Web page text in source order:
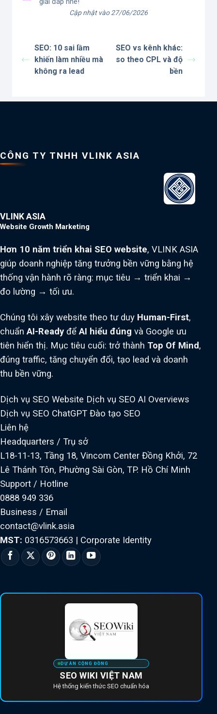
Cập nhật vào 27/06/2026
SEO: 10 sai lầm
khiến làm nhiều mà
không ra lead
SEO vs kênh khác:
so theo CPL và độ
bền
CÔNG TY TNHH VLINK ASIA
VLINK ASIA
Website Growth Marketing
Hơn 10 năm triển khai SEO website, VLINK ASIA
giúp doanh nghiệp tăng trưởng bền vững bằng hệ
thống vận hành rõ ràng: mục tiêu → triển khai →
đo lường → tối ưu.
Chúng tôi xây website theo tư duy Human-First,
chuẩnAI-Ready đểAI hiểu đúng và Google ưu
tiên hiển thị. Mục tiêu cuối: trở thành Top Of Mind,
đúng traffic, tăng chuyển đổi, tạo lead và doanh
thu bền vững.
Dịch vụ SEO Website Dịch vụ SEO AI Overviews
Dịch vụ SEO ChatGPT Đào tạo SEO
Liên hệ
Headquarters / Trụ sở
L18-11-13, Tầng 18, Vincom Center Đồng Khởi, 72
Lê Thánh Tôn, Phường Sài Gòn, TP. Hồ Chí Minh
Support / Hotline
0888 949 336
Business / Email
contact@vlink.asia
MST: 0316573663 | Corporate Identity
DỰ ÁN CỘNG ĐỒNG
SEO WIKI VIỆT NAM
Hệ thống kiến thức SEO chuẩn hóa